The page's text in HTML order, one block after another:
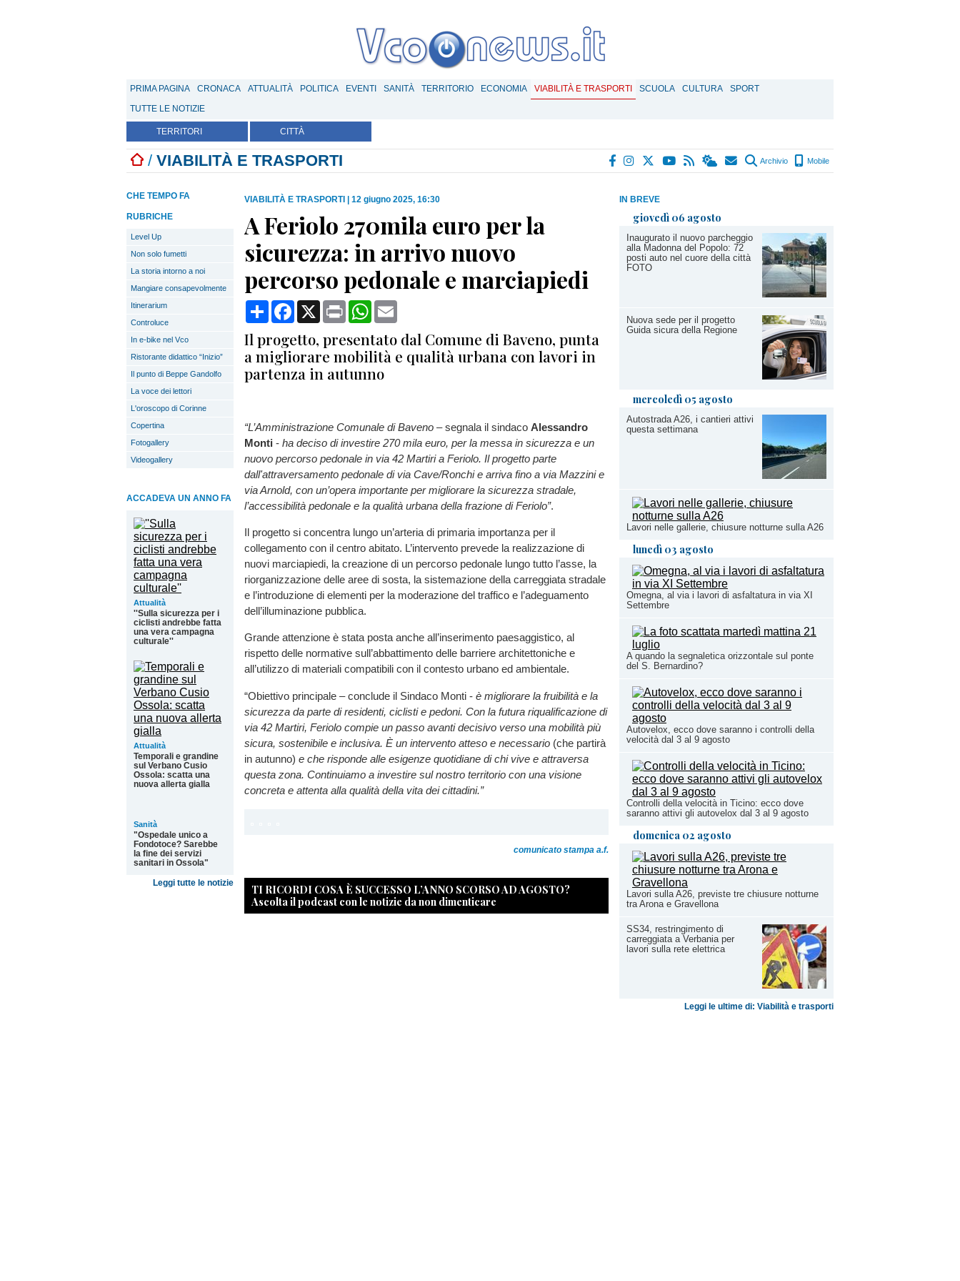
PRIMA PAGINA CRONACA ATTUALITÀ POLITICA EVENTI SANITÀ TERRITORIO ECONOMIA VIABILITÀ E TRASPORTI SCUOLA CULTURA
SPORT
TUTTE LE NOTIZIE
TERRITORI CITTÀ
/ VIABILITÀ E TRASPORTI Archivio Mobile
IN BREVE
giovedì 06 agosto
Inaugurato il nuovo parcheggio
alla Madonna del Popolo: 72
posti auto nel cuore della città
FOTO
Nuova sede per il progetto
Guida sicura della Regione
mercoledì 05 agosto
Autostrada A26, i cantieri attivi
questa settimana
Lavori nelle gallerie, chiusure notturne sulla A26
lunedì 03 agosto
Omegna, al via i lavori di asfaltatura in via XI
Settembre
A quando la segnaletica orizzontale sul ponte
del S. Bernardino?
Autovelox, ecco dove saranno i controlli della
velocità dal 3 al 9 agosto
Controlli della velocità in Ticino: ecco dove
saranno attivi gli autovelox dal 3 al 9 agosto
domenica 02 agosto
Lavori sulla A26, previste tre chiusure notturne
tra Arona e Gravellona
SS34, restringimento di
carreggiata a Verbania per
lavori sulla rete elettrica
Leggi le ultime di: Viabilità e trasporti
CHE TEMPO FA
RUBRICHE
Level Up
Non solo fumetti
La storia intorno a noi
Mangiare consapevolmente
Itinerarium
Controluce
In e-bike nel Vco
Ristorante didattico “Inizio”
Il punto di Beppe Gandolfo
La voce dei lettori
L'oroscopo di Corinne
Copertina
Fotogallery
Videogallery
ACCADEVA UN ANNO FA
Attualità
''Sulla sicurezza per i
ciclisti andrebbe fatta
una vera campagna
culturale''
Attualità
Temporali e grandine
sul Verbano Cusio
Ossola: scatta una
nuova allerta gialla
Sanità
"Ospedale unico a
Fondotoce? Sarebbe
la fine dei servizi
sanitari in Ossola"
Leggi tutte le notizie
VIABILITÀ E TRASPORTI 12 giugno 2025, 16:30
A Feriolo 270mila euro per la
sicurezza: in arrivo nuovo
percorso pedonale e marciapiedi
CondividiFacebook
X Print WhatsApp
Il progetto, presentato dal Comune di Baveno, punta
a migliorare mobilità e qualità urbana con lavori in
partenza in autunno
“L’Amministrazione Comunale di Baveno – segnala il sindaco Alessandro
Monti - ha deciso di investire 270 mila euro, per la messa in sicurezza e un
nuovo percorso pedonale in via 42 Martiri a Feriolo. Il progetto parte
dall'attraversamento pedonale di via Cave/Ronchi e arriva fino a via Mazzini e
via Arnold, con un’opera importante per migliorare la sicurezza stradale,
l’accessibilità pedonale e la qualità urbana della frazione di Feriolo”.
Il progetto si concentra lungo un’arteria di primaria importanza per il
collegamento con il centro abitato. L’intervento prevede la realizzazione di
nuovi marciapiedi, la creazione di un percorso pedonale lungo tutto l’asse, la
riorganizzazione delle aree di sosta, la sistemazione della carreggiata stradale
e l’introduzione di elementi per la moderazione del traffico e l’adeguamento
dell’illuminazione pubblica.
Grande attenzione è stata posta anche all’inserimento paesaggistico, al
rispetto delle normative sull’abbattimento delle barriere architettoniche e
all’utilizzo di materiali compatibili con il contesto urbano ed ambientale.
“Obiettivo principale – conclude il Sindaco Monti - è migliorare la fruibilità e la
sicurezza da parte di residenti, ciclisti e pedoni. Con la futura riqualificazione di
via 42 Martiri, Feriolo compie un passo avanti decisivo verso una mobilità più
sicura, sostenibile e inclusiva. È un intervento atteso e necessario (che partirà
in autunno) e che risponde alle esigenze quotidiane di chi vive e attraversa
questa zona. Continuiamo a investire sul nostro territorio con una visione
concreta e attenta alla qualità della vita dei cittadini.”
comunicato stampa a.f.
TI RICORDI COSA È SUCCESSO L’ANNO SCORSO AD AGOSTO?
Ascolta il podcast con le notizie da non dimenticare